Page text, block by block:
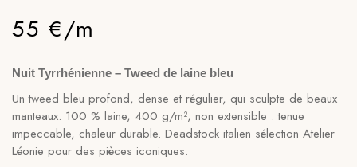
55 €/m
Nuit Tyrrhénienne – Tweed de laine bleu
Un tweed bleu profond, dense et régulier, qui sculpte de beaux
manteaux. 100 % laine, 400 g/m², non extensible : tenue
impeccable, chaleur durable. Deadstock italien sélection Atelier
Léonie pour des pièces iconiques.